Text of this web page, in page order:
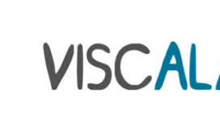
contenido